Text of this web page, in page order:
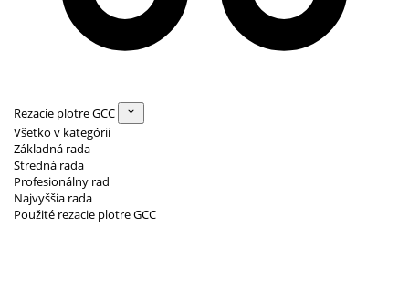
Rezacie plotre GCC
Všetko v kategórii
Základná rada
Stredná rada
Profesionálny rad
Najvyššia rada
Použité rezacie plotre GCC